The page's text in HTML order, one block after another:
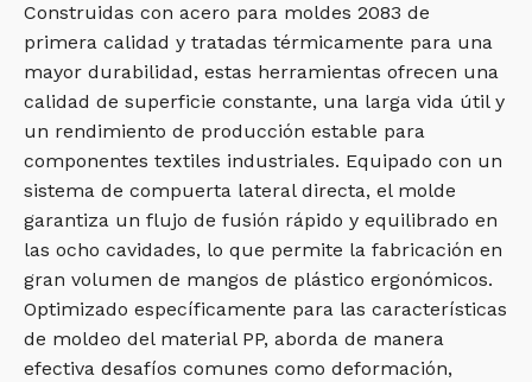
Construidas con acero para moldes 2083 de
primera calidad y tratadas térmicamente para una
mayor durabilidad, estas herramientas ofrecen una
calidad de superficie constante, una larga vida útil y
un rendimiento de producción estable para
componentes textiles industriales. Equipado con un
sistema de compuerta lateral directa, el molde
garantiza un flujo de fusión rápido y equilibrado en
las ocho cavidades, lo que permite la fabricación en
gran volumen de mangos de plástico ergonómicos.
Optimizado específicamente para las características
de moldeo del material PP, aborda de manera
efectiva desafíos comunes como deformación,